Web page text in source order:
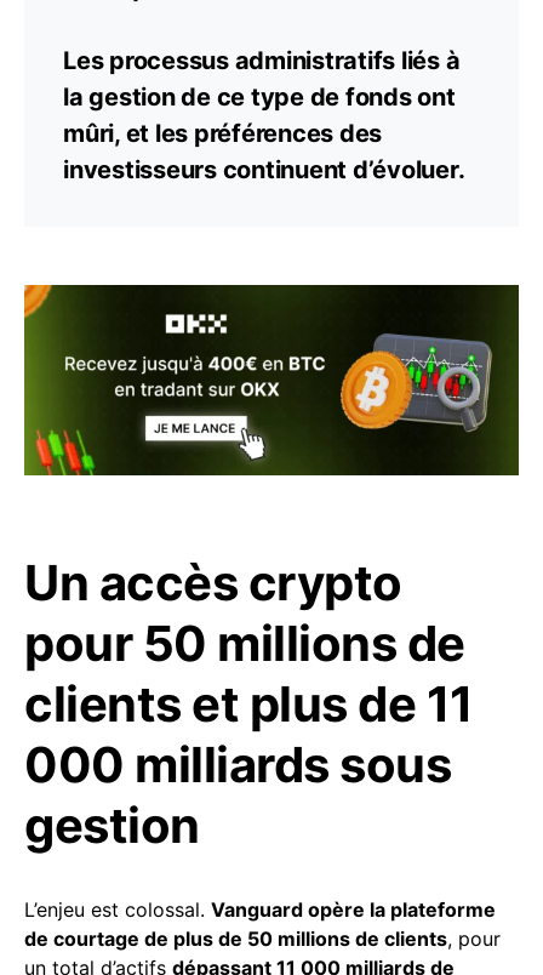
Les processus administratifs liés à
la gestion de ce type de fonds ont
mûri, et les préférences des
investisseurs continuent d’évoluer.
Un accès crypto
pour 50 millions de
clients et plus de 11
000 milliards sous
gestion
L’enjeu est colossal. Vanguard opère la plateforme
de courtage de plus de 50 millions de clients, pour
un total d’actifs dépassant 11 000 milliards de